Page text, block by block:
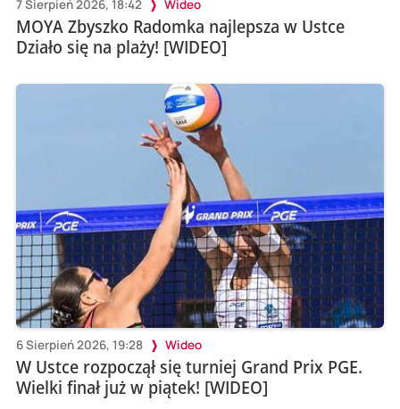
7 Sierpień 2026, 18:42 Wideo
MOYA Zbyszko Radomka najlepsza w Ustce
Działo się na plaży! [WIDEO]
6 Sierpień 2026, 19:28 Wideo
W Ustce rozpoczął się turniej Grand Prix PGE.
Wielki finał już w piątek! [WIDEO]